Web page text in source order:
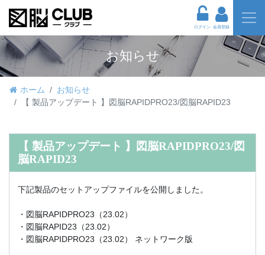
ログイン 会員登録
お知らせ
ホーム
お知らせ
【 製品アップデート 】図脳RAPIDPRO23/図脳RAPID23
【 製品アップデート 】図脳RAPIDPRO23/図
脳RAPID23
下記製品のセットアップファイルを公開しました。
・図脳RAPIDPRO23（23.02）
・図脳RAPID23（23.02）
・図脳RAPIDPRO23（23.02） ネットワーク版